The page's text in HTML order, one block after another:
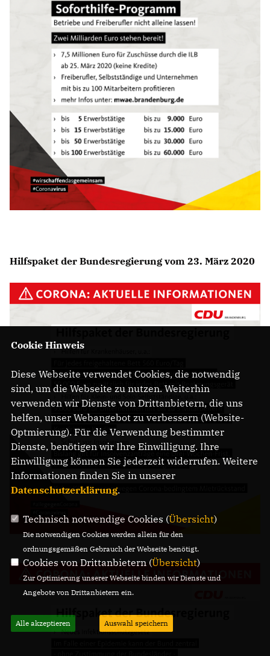
Hilfspaket der Bundesregierung vom 23. März 2020
Cookie Hinweis
Diese Webseite verwendet Cookies, die notwendig
sind, um die Webseite zu nutzen. Weiterhin
verwenden wir Dienste von Drittanbietern, die uns
helfen, unser Webangebot zu verbessern (Website-
Optmierung). Für die Verwendung bestimmter
Dienste, benötigen wir Ihre Einwilligung. Ihre
Einwilligung können Sie jederzeit widerrufen. Weitere
Informationen finden Sie in unserer
Datenschutzerklärung.
Technisch notwendige Cookies (Übersicht)
Die notwendigen Cookies werden allein für den
ordnungsgemäßen Gebrauch der Webseite benötigt.
Cookies von Drittanbietern (Übersicht)
Zur Optimierung unserer Webseite binden wir Dienste und
Angebote von Drittanbietern ein.
Alle akzeptieren Auswahl speichern